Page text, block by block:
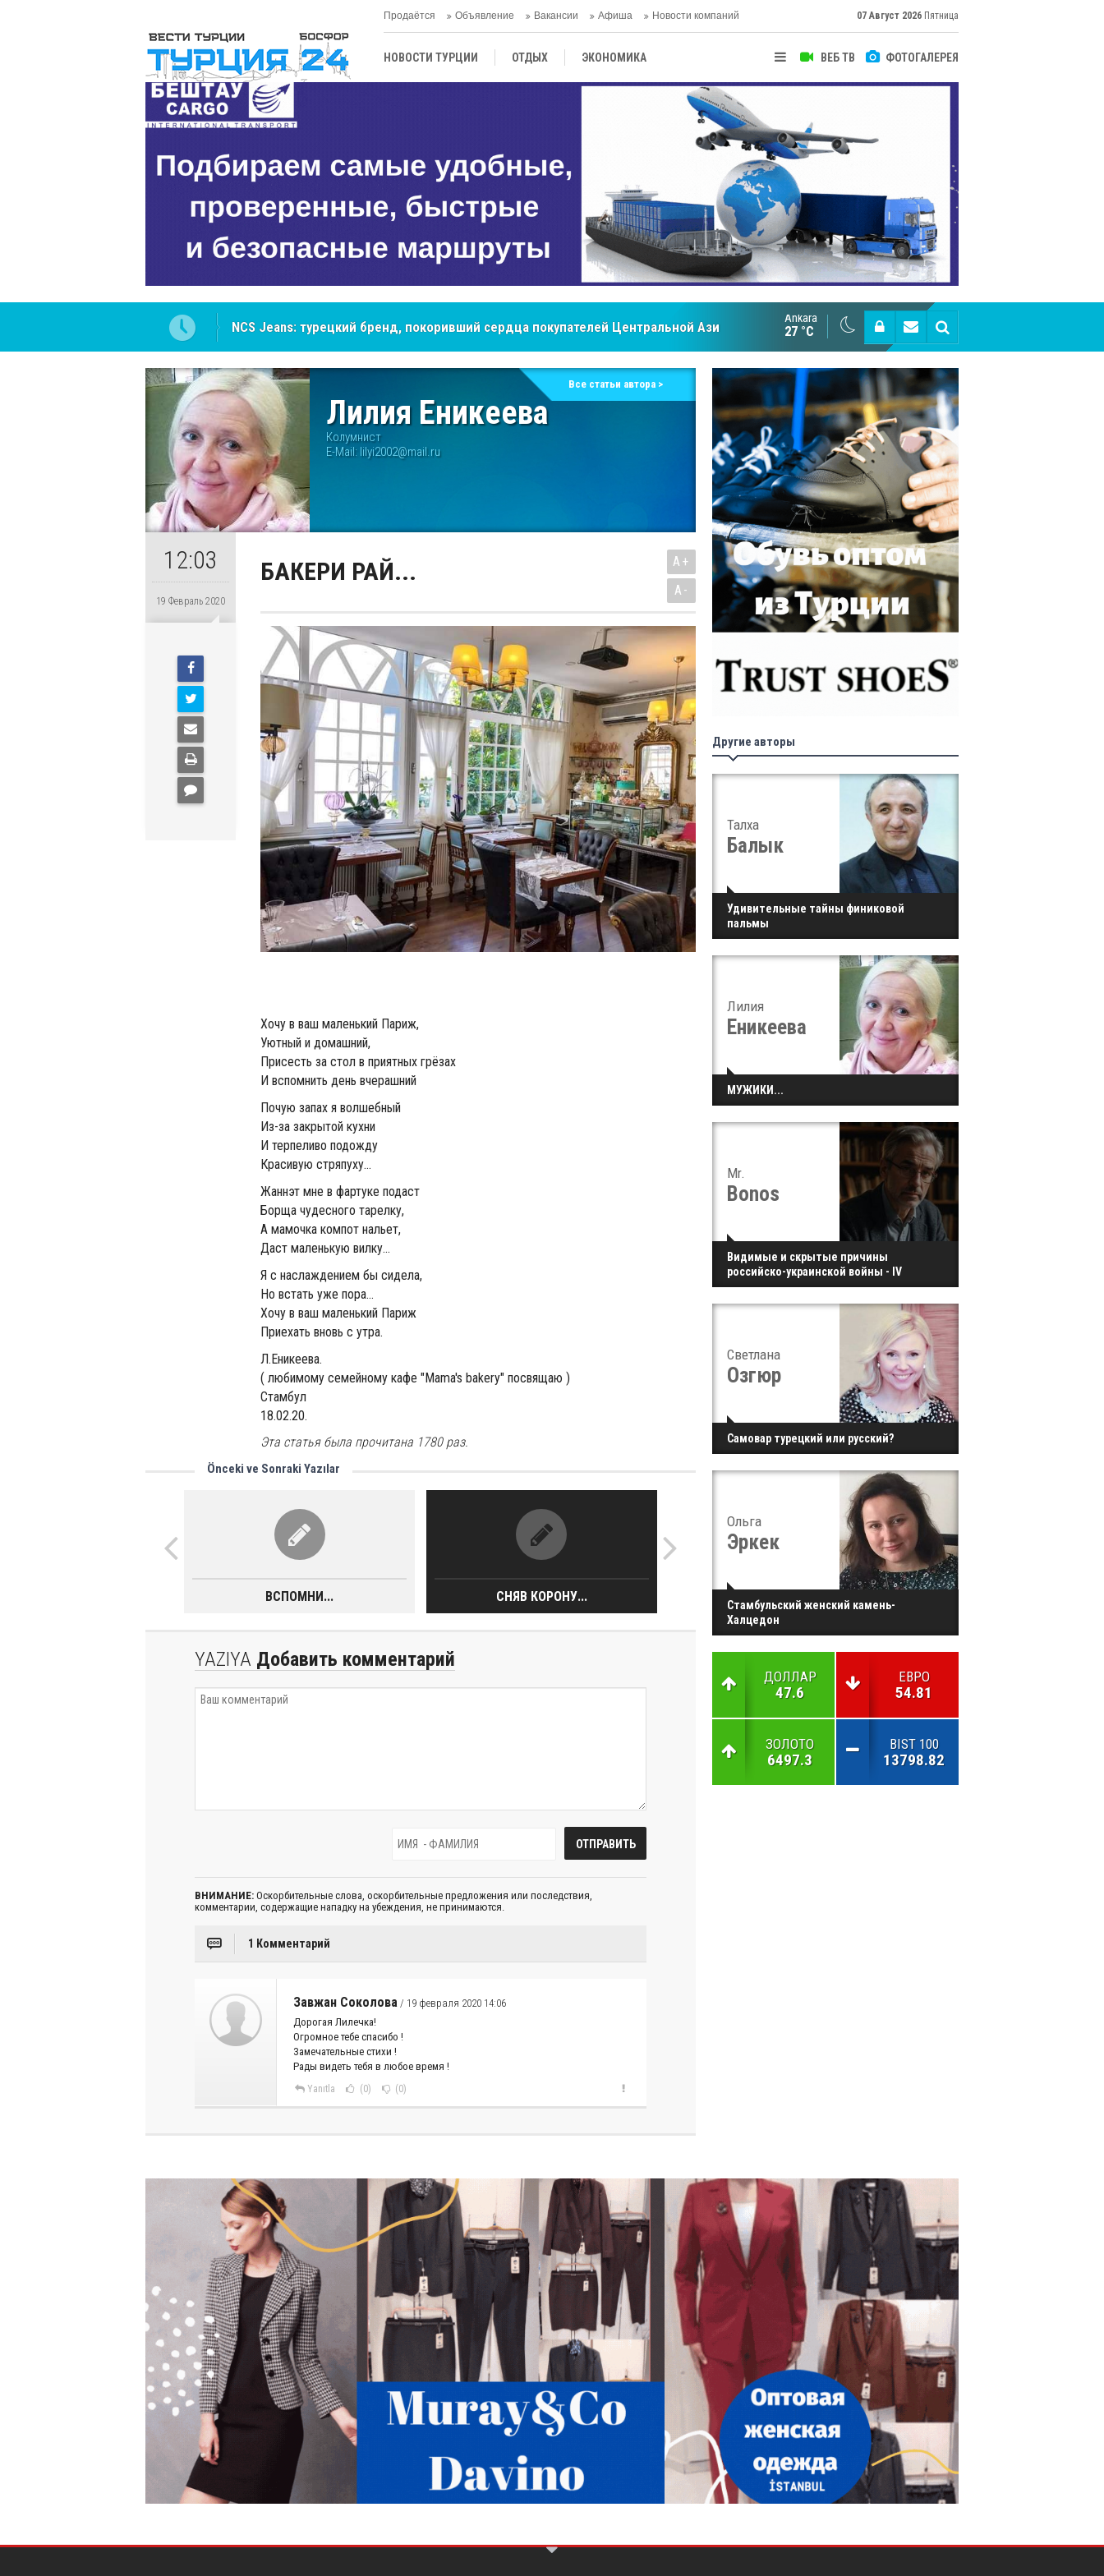
Продаётся Объявление Вакансии Афиша Новости компаний 07 Август 2026 Пятница
ВЕБ ТВ ФОТОГАЛЕРЕЯ
НОВОСТИ ТУРЦИИ ОТДЫХ ЭКОНОМИКА
ЦЕНТРАЛЬНАЯ АЗИЯ
Cottonhill покоряет мировые рынки
Великий Шёлковый путь объединяет таланты в
Ankara
27 °C
Лилия Еникеева
Колумнист
E-Mail: lilyi2002@mail.ru
Все статьи автора >
12:03
19 Февраль 2020
БАКЕРИ РАЙ...
A+
A-
Хочу в ваш маленький Париж,
Уютный и домашний,
Присесть за стол в приятных грёзах
И вспомнить день вчерашний
Почую запах я волшебный
Из-за закрытой кухни
И терпеливо подожду
Красивую стряпуху...
Жаннэт мне в фартуке подаст
Борща чудесного тарелку,
А мамочка компот нальет,
Даст маленькую вилку...
Я с наслаждением бы сидела,
Но встать уже пора...
Хочу в ваш маленький Париж
Приехать вновь с утра.
Л.Еникеева.
( любимому семейному кафе "Mama's bakery" посвящаю )
Стамбул
18.02.20.
Эта статья была прочитана 1780 раз.
Önceki ve Sonraki Yazılar
ВСПОМНИ... СНЯВ КОРОНУ...
YAZIYA Добавить комментарий
ВНИМАНИЕ: Оскорбительные слова, оскорбительные предложения или последствия,
комментарии, содержащие нападку на убеждения, не принимаются.
1 Комментарий
Завжан Соколова / 19 февраля 2020 14:06
Дорогая Лилечка!
Огромное тебе спасибо !
Замечательные стихи !
Рады видеть тебя в любое время !
Yanıtla (0) (0)
Другие авторы
Талха
Балык
Удивительные тайны финиковой
пальмы
Лилия
Еникеева
МУЖИКИ...
Mr.
Bonos
Видимые и скрытые причины
российско-украинской войны - IV
Светлана
Озгюр
Самовар турецкий или русский?
Ольга
Эркек
Стамбульский женский камень-
Халцедон
ДОЛЛАР
47.6
ЕВРО
54.81
ЗОЛОТО
6497.3
BIST 100
13798.82